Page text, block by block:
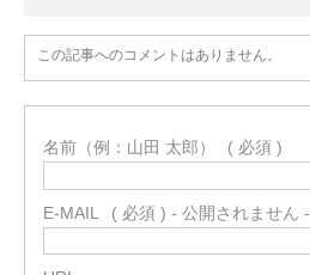
この記事へのコメントはありません。
名前（例：山田 太郎） ( 必須 )
E-MAIL ( 必須 ) - 公開されません -